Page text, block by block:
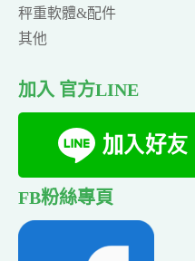
秤重軟體&配件
其他
加入 官方LINE
FB粉絲專頁